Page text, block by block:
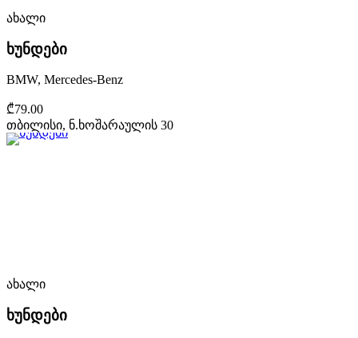
ახალი
ხუნდები
BMW, Mercedes-Benz
₾79.00
თბილისი, ნ.ხოშარაულის 30
ახალი
ხუნდები